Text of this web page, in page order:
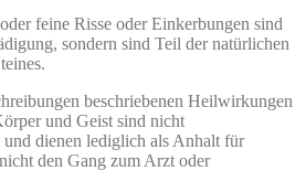
feine Risse oder Einkerbungen sind
sondern sind Teil der natürlichen
beschriebenen Heilwirkungen
und Geist sind nicht
dienen lediglich als Anhalt für
den Gang zum Arzt oder